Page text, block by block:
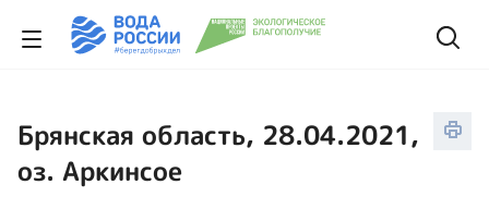
Брянская область, 28.04.2021,
оз. Аркинсое